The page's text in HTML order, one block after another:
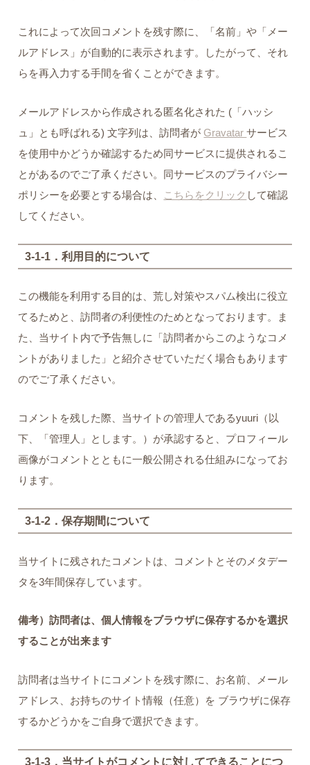
これによって次回コメントを残す際に、「名前」や「メー
ルアドレス」が自動的に表示されます。したがって、それ
らを再入力する手間を省くことができます。
メールアドレスから作成される匿名化された (「ハッシ
ュ」とも呼ばれる) 文字列は、訪問者が Gravatarサービス
を使用中かどうか確認するため同サービスに提供されるこ
とがあるのでご了承ください。同サービスのプライバシー
ポリシーを必要とする場合は、 こちらをクリック して確認
してください。
3-1-1．利用目的について
この機能を利用する目的は、荒し対策やスパム検出に役立
てるためと、訪問者の利便性のためとなっております。ま
た、当サイト内で予告無しに「訪問者からこのようなコメ
ントがありました」と紹介させていただく場合もあります
のでご了承ください。
コメントを残した際、当サイトの管理人であるyuuri（以
下、「管理人」とします。）が承認すると、プロフィール
画像がコメントとともに一般公開される仕組みになってお
ります。
3-1-2．保存期間について
当サイトに残されたコメントは、コメントとそのメタデー
タを3年間保存しています。
備考）訪問者は、個人情報をブラウザに保存するかを選択
することが出来ます
訪問者は当サイトにコメントを残す際に、お名前、メール
アドレス、お持ちのサイト情報（任意）を ブラウザに保存
するかどうかをご自身で選択できます。
3-1-3．当サイトがコメントに対してできることにつ